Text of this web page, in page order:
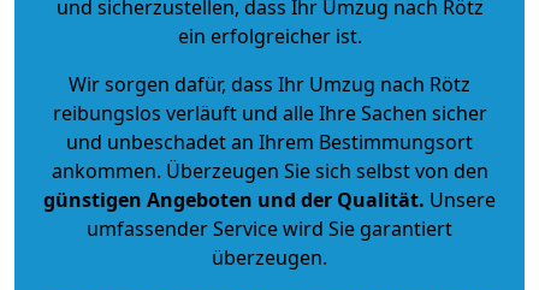
und sicherzustellen, dass Ihr Umzug nach Rötz
ein erfolgreicher ist.
Wir sorgen dafür, dass Ihr Umzug nach Rötz
reibungslos verläuft und alle Ihre Sachen sicher
und unbeschadet an Ihrem Bestimmungsort
ankommen. Überzeugen Sie sich selbst von den
günstigen Angeboten und der Qualität. Unsere
umfassender Service wird Sie garantiert
überzeugen.